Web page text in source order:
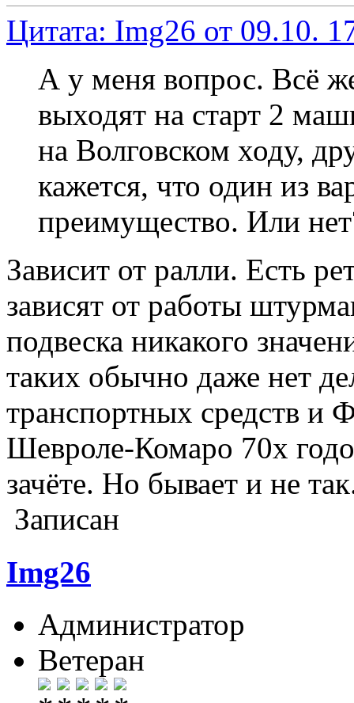
Цитата: Img26 от 09.10.
А у меня вопрос. Всё
выходят на старт 2
на Волговском ходу,
кажется, что один из
преимущество. Или
Зависит от ралли. Есть
зависят от работы
подвеска никакого
таких обычно даже нет
транспортных средств и
Шевроле-Комаро 70х
зачёте. Но бывает и не
Записан
Img26
Администратор
Ветеран